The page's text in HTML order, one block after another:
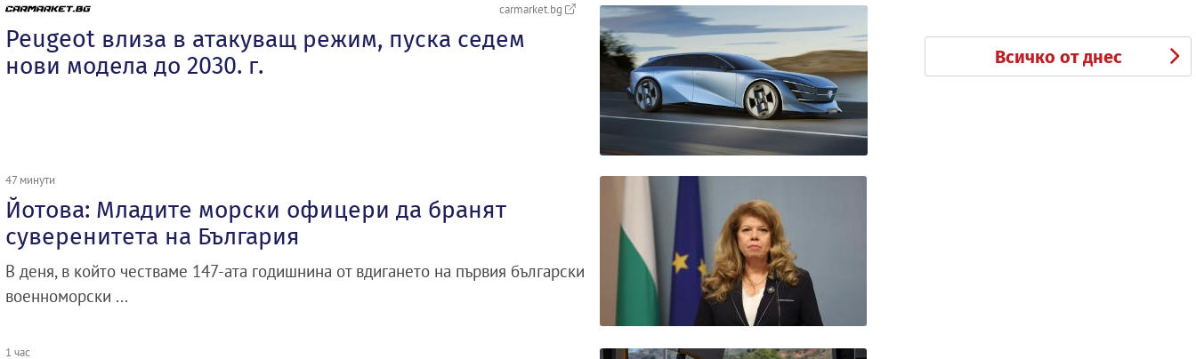
carmarket.bg
Peugeot влиза в атакуващ режим, пуска седем
нови модела до 2030. г.
47 минути
Йотова: Младите морски офицери да бранят
суверенитета на България
В деня, в който честваме 147-ата годишнина от вдигането на първия български
военноморски ...
1 час
Всичко от днес